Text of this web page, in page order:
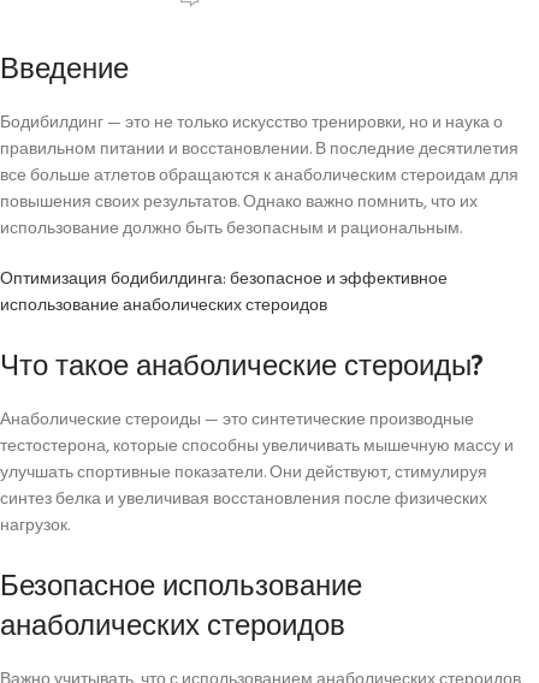
Введение
Бодибилдинг — это не только искусство тренировки, но и наука о
правильном питании и восстановлении. В последние десятилетия
все больше атлетов обращаются к анаболическим стероидам для
повышения своих результатов. Однако важно помнить, что их
использование должно быть безопасным и рациональным.
Оптимизация бодибилдинга: безопасное и эффективное
использование анаболических стероидов
Что такое анаболические стероиды?
Анаболические стероиды — это синтетические производные
тестостерона, которые способны увеличивать мышечную массу и
улучшать спортивные показатели. Они действуют, стимулируя
синтез белка и увеличивая восстановления после физических
нагрузок.
Безопасное использование
анаболических стероидов